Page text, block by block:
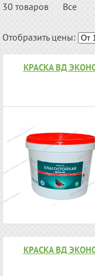
30 товаров
Все
Отобразить цены:
КРАСКА ВД
КРАСКА ВД